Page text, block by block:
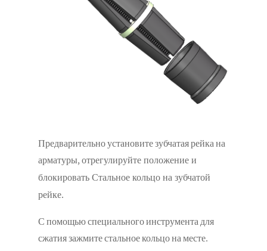
Предварительно установите зубчатая рейка на
арматуры,отрегулируйте положение и
блокировать Стальное кольцо на зубчатой
рейке.
С помощью специального инструмента для
сжатия зажмите стальное кольцо на месте.